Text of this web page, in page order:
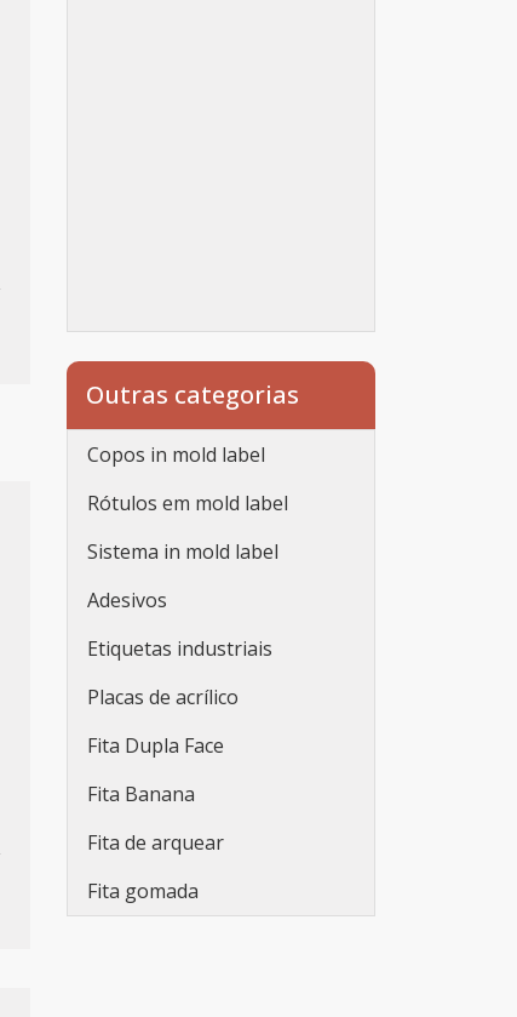
Outras categorias
Copos in mold label
Rótulos em mold label
Sistema in mold label
Adesivos
Etiquetas industriais
Placas de acrílico
Fita Dupla Face
Fita Banana
Fita de arquear
Fita gomada